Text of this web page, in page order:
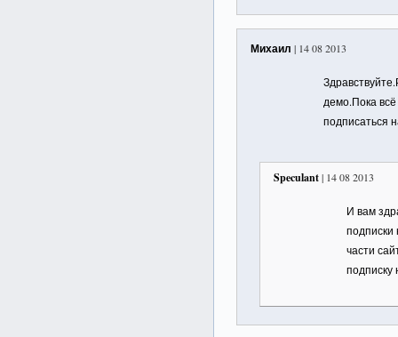
Михаил | 14 08 2013
демо.Пока
подписаться
Speculant| 14 08 2013
И вам
подписки
части
подписку